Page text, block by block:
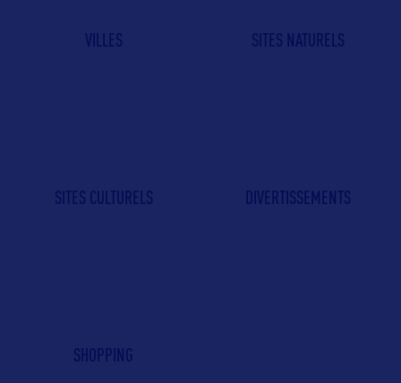
VILLES SITES NATURELS
SITES CULTURELS DIVERTISSEMENTS
SHOPPING